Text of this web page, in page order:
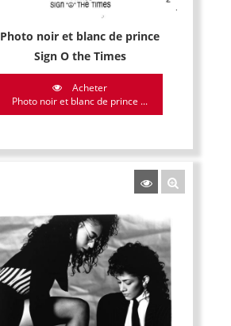
Photo noir et blanc de prince
Sign O the Times
Acheter
Photo noir et blanc de prince ...